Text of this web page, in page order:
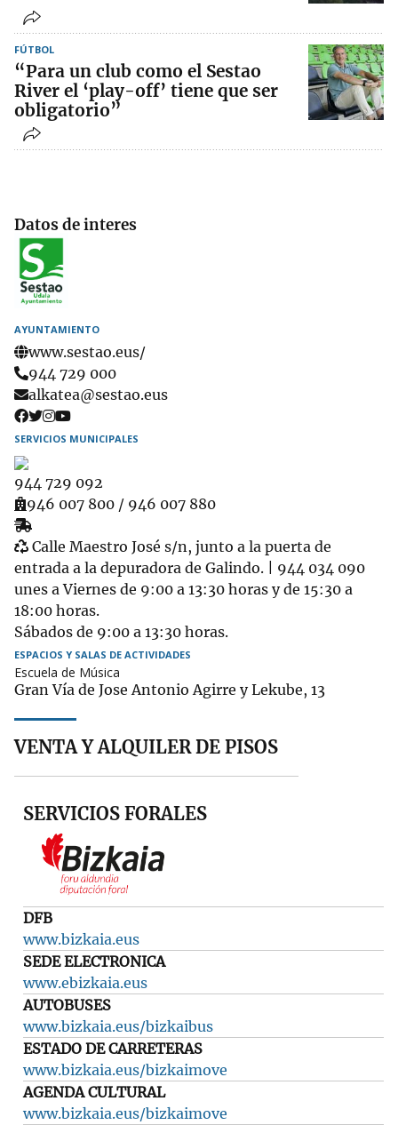
FÚTBOL
“Para un club como el Sestao
River el ‘play-off’ tiene que ser
obligatorio”
Datos de interes
AYUNTAMIENTO
www.sestao.eus/
Teléfono
944 729 000
Email
alkatea@sestao.eus
SERVICIOS MUNICIPALES
944 729 092
Ambulatorio
946 007 800 / 946 007 880
Recogida
de
muebles
Garbigune
Calle Maestro José s/n, junto a la puerta de
entrada a la depuradora de Galindo. | 944 034 090
unes a Viernes de 9:00 a 13:30 horas y de 15:30 a
18:00 horas.
Sábados de 9:00 a 13:30 horas.
ESPACIOS Y SALAS DE ACTIVIDADES
Escuela de Música
Gran Vía de Jose Antonio Agirre y Lekube, 13
VENTA Y ALQUILER DE PISOS
SERVICIOS FORALES
DFB
www.bizkaia.eus
SEDE ELECTRONICA
www.ebizkaia.eus
AUTOBUSES
www.bizkaia.eus/bizkaibus
ESTADO DE CARRETERAS
www.bizkaia.eus/bizkaimove
AGENDA CULTURAL
www.bizkaia.eus/bizkaimove